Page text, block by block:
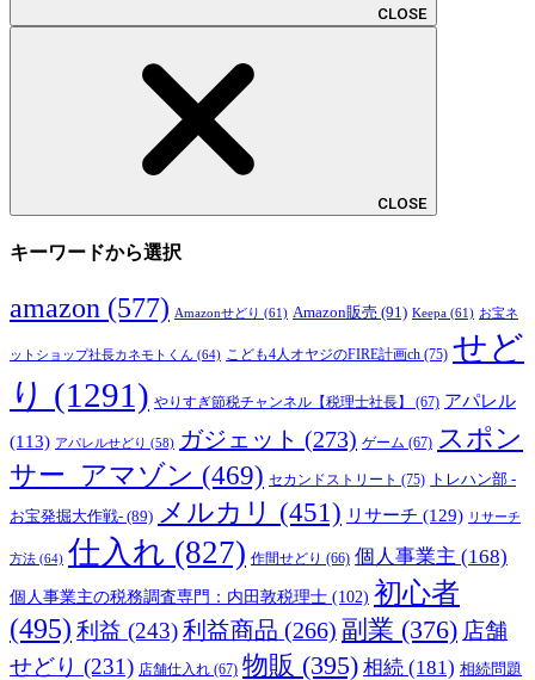
CLOSE
CLOSE
キーワードから選択
amazon (577) Amazonせどり (61) Amazon販売 (91) Keepa (61) お宝ネ
ットショップ社長カネモトくん (64) こども4人オヤジのFIRE計画ch (75) せど
り (1291) やりすぎ節税チャンネル【税理士社長】 (67) アパレル
(113) アパレルせどり (58) ガジェット (273) ゲーム (67) スポン
サー_アマゾン (469) セカンドストリート (75) トレハン部 -
お宝発掘大作戦- (89) メルカリ (451) リサーチ (129) リサーチ
方法 (64) 仕入れ (827) 作間せどり (66) 個人事業主 (168)
個人事業主の税務調査専門：内田敦税理士 (102) 初心者
(495) 利益 (243)利益商品 (266) 副業 (376) 店舗
せどり (231) 店舗仕入れ (67) 物販 (395) 相続 (181) 相続問題